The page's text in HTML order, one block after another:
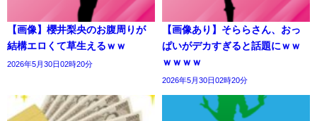
【画像】櫻井梨央のお腹周りが
結構エロくて草生えるｗｗ
2026年5月30日02時20分
【画像あり】そららさん、おっ
ぱいがデカすぎると話題にｗｗ
ｗｗｗｗ
2026年5月30日02時20分